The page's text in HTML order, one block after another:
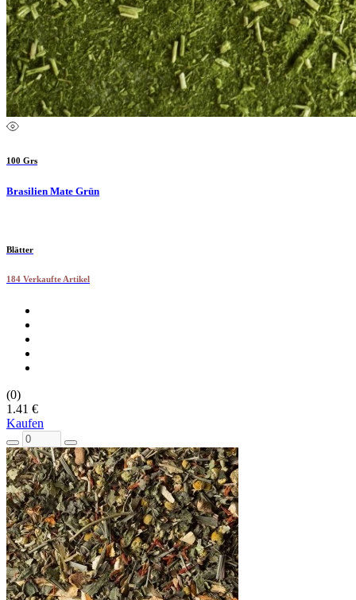
100 Grs
Brasilien Mate Grün
Blätter
184 Verkaufte Artikel
(0)
1.41 €
Kaufen